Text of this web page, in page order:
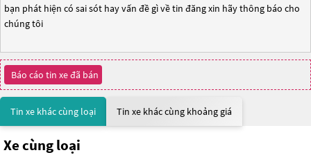
bạn phát hiện có sai sót hay vấn đề gì về tin đăng xin hãy thông báo cho
chúng tôi
Báo cáo tin xe đã bán
Tin xe khác cùng loại Tin xe khác cùng khoảng giá
Xe cùng loại